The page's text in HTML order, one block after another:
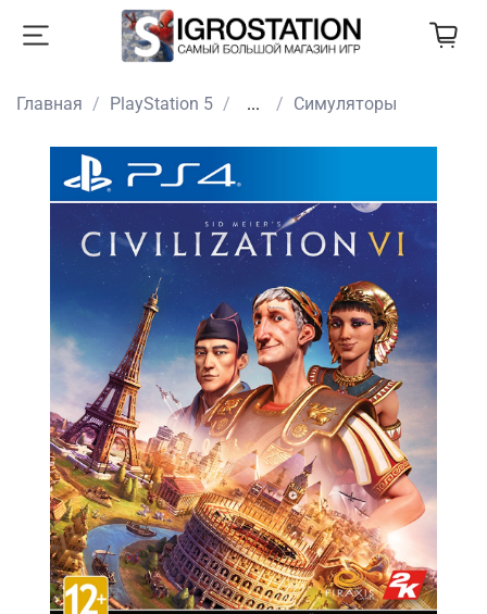
Главная PlayStation 5 ... Симуляторы